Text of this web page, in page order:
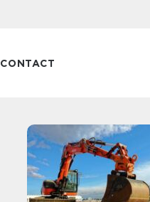
CONTACT